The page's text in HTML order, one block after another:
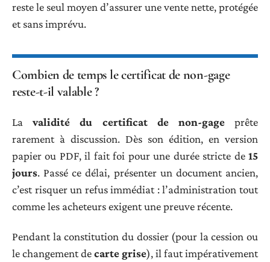
reste le seul moyen d’assurer une vente nette, protégée
et sans imprévu.
Combien de temps le certificat de non-gage
reste-t-il valable ?
Lavalidité du certificat de non-gageprête
rarement à discussion. Dès son édition, en version
papier ou PDF, il fait foi pour une durée stricte de 15
jours. Passé ce délai, présenter un document ancien,
c’est risquer un refus immédiat : l’administration tout
comme les acheteurs exigent une preuve récente.
Pendant la constitution du dossier (pour la cession ou
le changement decarte grise), il faut impérativement